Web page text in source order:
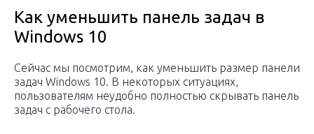
Как уменьшить панель задач в
Windows 10
Сейчас мы посмотрим, как уменьшить размер панели
задач Windows 10. В некоторых ситуациях,
пользователям неудобно полностью скрывать панель
задач с рабочего стола.